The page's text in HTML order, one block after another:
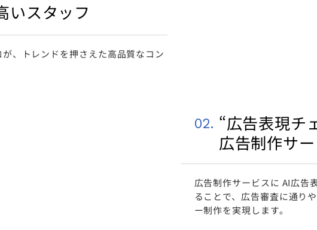
いスタッフ
、トレンドを押さえた⾼品質なコン
02. “広告表現チ
広告制作サ
広告制作サービスに AI広告
ることで、広告審査に通り
ー制作を実現します。